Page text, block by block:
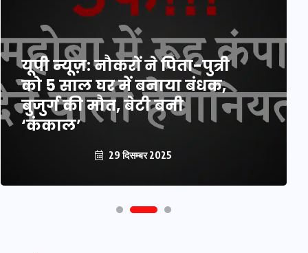
यूपी न्यूज़: नौकरों ने पिता-पुत्री
को 5 साल घर में बनाया बंधक,
बुजुर्ग की मौत, बेटी बनी
‘कंकाल’
29 दिसम्बर 2025